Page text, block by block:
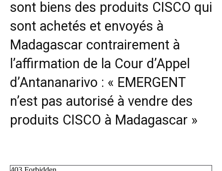
sont biens des produits CISCO qui
sont achetés et envoyés à
Madagascar contrairement à
l’affirmation de la Cour d’Appel
d’Antananarivo : « EMERGENT
n’est pas autorisé à vendre des
produits CISCO à Madagascar »